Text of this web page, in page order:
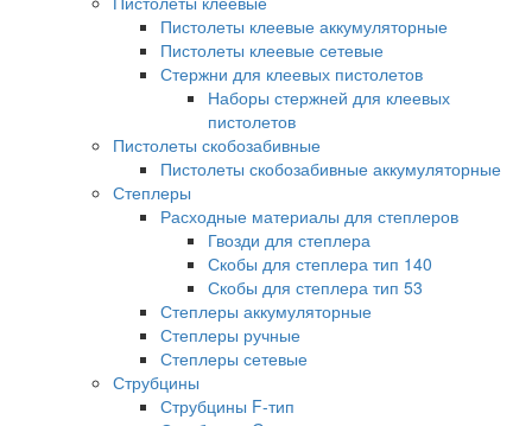
Пистолеты клеевые аккумуляторные
Пистолеты клеевые сетевые
Стержни для клеевых пистолетов
Наборы стержней для клеевых
пистолетов
Пистолеты скобозабивные
Пистолеты скобозабивные аккумуляторные
Степлеры
Расходные материалы для степлеров
Гвозди для степлера
Скобы для степлера тип 140
Скобы для степлера тип 53
Степлеры аккумуляторные
Степлеры ручные
Степлеры сетевые
Струбцины
Струбцины F-тип